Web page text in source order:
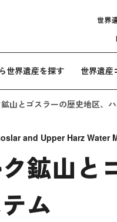
世界遺産を探す 世界遺産
山とゴスラーの歴史地区、
and Upper Harz Water
鉱山と
ム